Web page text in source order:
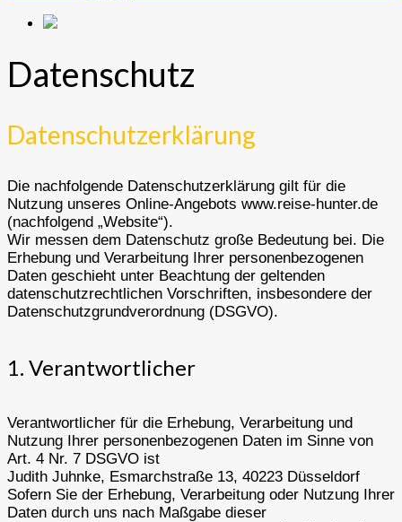
Datenschutz
Datenschutzerklärung
Die nachfolgende Datenschutzerklärung gilt für die
Nutzung unseres Online-Angebots www.reise-hunter.de
(nachfolgend „Website“).
Wir messen dem Datenschutz große Bedeutung bei. Die
Erhebung und Verarbeitung Ihrer personenbezogenen
Daten geschieht unter Beachtung der geltenden
datenschutzrechtlichen Vorschriften, insbesondere der
Datenschutzgrundverordnung (DSGVO).
1. Verantwortlicher
Verantwortlicher für die Erhebung, Verarbeitung und
Nutzung Ihrer personenbezogenen Daten im Sinne von
Art. 4 Nr. 7 DSGVO ist
Judith Juhnke, Esmarchstraße 13, 40223 Düsseldorf
Sofern Sie der Erhebung, Verarbeitung oder Nutzung Ihrer
Daten durch uns nach Maßgabe dieser